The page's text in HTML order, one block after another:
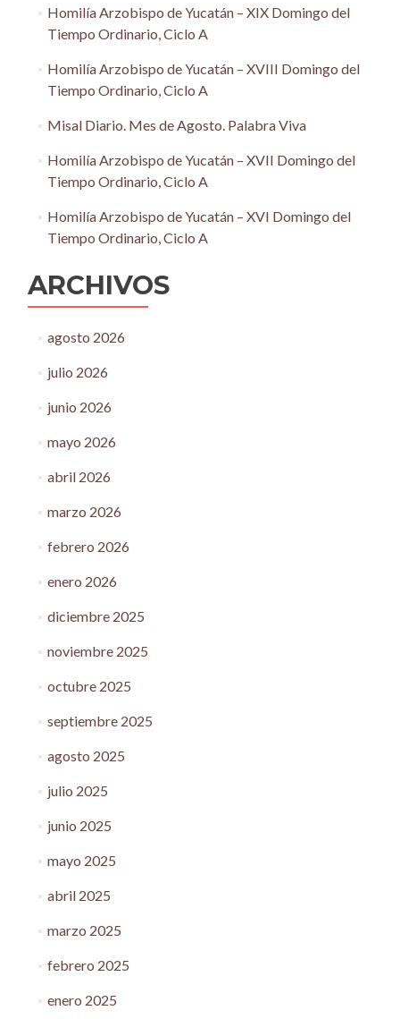
Homilía Arzobispo de Yucatán – XIX Domingo del
Tiempo Ordinario, Ciclo A
Homilía Arzobispo de Yucatán – XVIII Domingo del
Tiempo Ordinario, Ciclo A
Misal Diario. Mes de Agosto. Palabra Viva
Homilía Arzobispo de Yucatán – XVII Domingo del
Tiempo Ordinario, Ciclo A
Homilía Arzobispo de Yucatán – XVI Domingo del
Tiempo Ordinario, Ciclo A
ARCHIVOS
agosto 2026
julio 2026
junio 2026
mayo 2026
abril 2026
marzo 2026
febrero 2026
enero 2026
diciembre 2025
noviembre 2025
octubre 2025
septiembre 2025
agosto 2025
julio 2025
junio 2025
mayo 2025
abril 2025
marzo 2025
febrero 2025
enero 2025